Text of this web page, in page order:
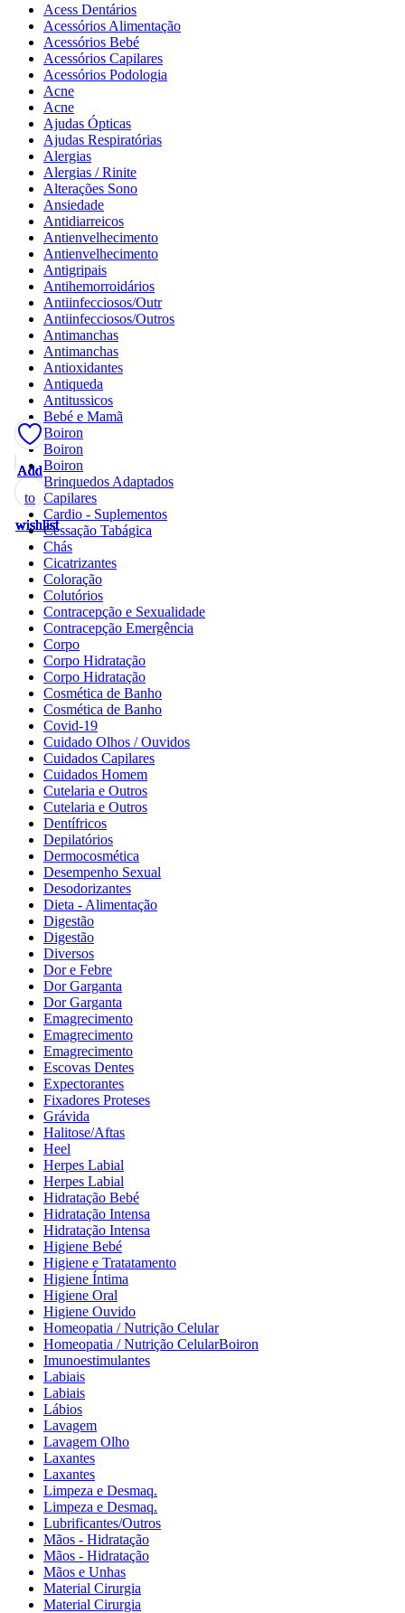
Add
to
wishlist
Add
to
wishlist
Add
to
wishlist
Add
to
wishlist
Add
to
wishlist
Add
to
wishlist
Add
to
wishlist
Add
to
wishlist
Add
to
wishlist
Add
to
wishlist
Add
to
wishlist
Add
to
wishlist
Acess Dentários
Acessórios Alimentação
Acessórios Bebé
Acessórios Capilares
Acessórios Podologia
Acne
Acne
Ajudas Ópticas
Ajudas Respiratórias
Alergias
Alergias / Rinite
Alterações Sono
Ansiedade
Antidiarreicos
Antienvelhecimento
Antienvelhecimento
Antigripais
Antihemorroidários
Antiinfecciosos/Outr
Antiinfecciosos/Outros
Antimanchas
Antimanchas
Antioxidantes
Antiqueda
Antitussicos
Bebé e Mamã
Boiron
Boiron
Boiron
Brinquedos Adaptados
Capilares
Cardio - Suplementos
Cessação Tabágica
Chás
Cicatrizantes
Coloração
Colutórios
Contracepção e Sexualidade
Contracepção Emergência
Corpo
Corpo Hidratação
Corpo Hidratação
Cosmética de Banho
Cosmética de Banho
Covid-19
Cuidado Olhos / Ouvidos
Cuidados Capilares
Cuidados Homem
Cutelaria e Outros
Cutelaria e Outros
Dentífricos
Depilatórios
Dermocosmética
Desempenho Sexual
Desodorizantes
Dieta - Alimentação
Digestão
Digestão
Diversos
Dor e Febre
Dor Garganta
Dor Garganta
Emagrecimento
Emagrecimento
Emagrecimento
Escovas Dentes
Expectorantes
Fixadores Proteses
Grávida
Halitose/Aftas
Heel
Herpes Labial
Herpes Labial
Hidratação Bebé
Hidratação Intensa
Hidratação Intensa
Higiene Bebé
Higiene e Tratatamento
Higiene Íntima
Higiene Oral
Higiene Ouvido
Homeopatia / Nutrição Celular
Homeopatia / Nutrição CelularBoiron
Imunoestimulantes
Labiais
Labiais
Lábios
Lavagem
Lavagem Olho
Laxantes
Laxantes
Limpeza e Desmaq.
Limpeza e Desmaq.
Lubrificantes/Outros
Mãos - Hidratação
Mãos - Hidratação
Mãos e Unhas
Material Cirurgia
Material Cirurgia